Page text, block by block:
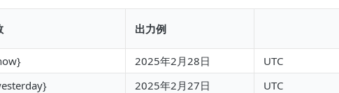
出力例
2025年2月28日
UTC
2025年2月27日
UTC